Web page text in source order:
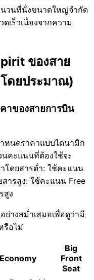
นวนที่นั่งขนาดใหญ่จำกัด
เร็วเนื่องจากความ
ของสาย
ดยประมาณ)
าของสายการบิน
หนดราคาแบบไดนามิก
นคะแนนที่ต้องใช้จะ
โดยสารต่ำ: ใช้คะแนน
ารสูง: ใช้คะแนน Free
สูง
างสม่ำเสมอเพื่อดูว่ามี
รือไม่
Economy
Big
Front
Seat